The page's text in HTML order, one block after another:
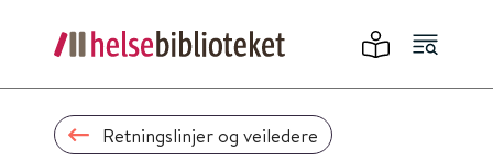
Retningslinjer og veiledere